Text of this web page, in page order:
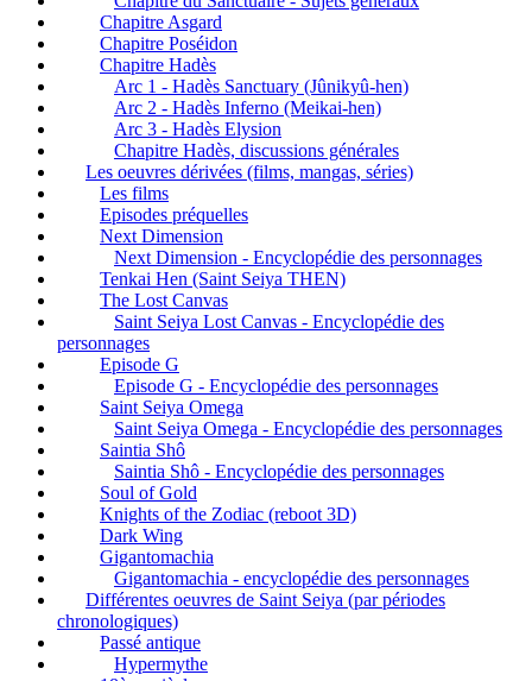
Chapitre Asgard
Chapitre Poséidon
Chapitre Hadès
Arc 1 - Hadès Sanctuary (Jûnikyû-hen)
Arc 2 - Hadès Inferno (Meikai-hen)
Arc 3 - Hadès Elysion
Chapitre Hadès, discussions générales
Les oeuvres dérivées (films, mangas, séries)
Les films
Episodes préquelles
Next Dimension
Next Dimension - Encyclopédie des personnages
Tenkai Hen (Saint Seiya THEN)
The Lost Canvas
Saint Seiya Lost Canvas - Encyclopédie des
personnages
Episode G
Episode G - Encyclopédie des personnages
Saint Seiya Omega
Saint Seiya Omega - Encyclopédie des personnages
Saintia Shô
Saintia Shô - Encyclopédie des personnages
Soul of Gold
Knights of the Zodiac (reboot 3D)
Dark Wing
Gigantomachia
Gigantomachia - encyclopédie des personnages
Différentes oeuvres de Saint Seiya (par périodes
chronologiques)
Passé antique
Hypermythe